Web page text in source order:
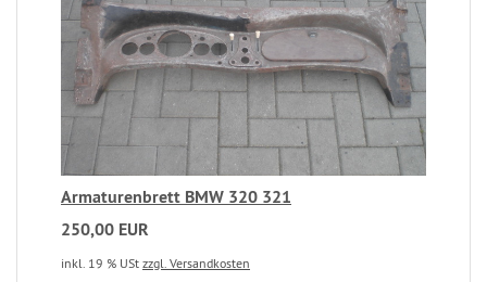
Armaturenbrett BMW 320 321
250,00 EUR
inkl. 19 % USt zzgl. Versandkosten